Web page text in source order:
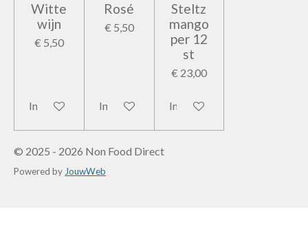
Witte
wijn
€ 5,50
In winkelwagen
Rosé
€ 5,50
In winkelwagen
Steltz
mango
per 12
st
€ 23,00
In winkelwagen
© 2025 - 2026 Non Food Direct
Powered byJouwWeb